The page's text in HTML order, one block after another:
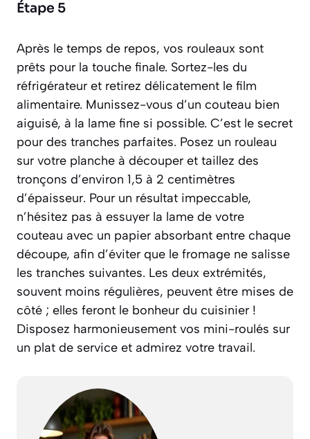
Étape 5
Après le temps de repos, vos rouleaux sont
prêts pour la touche finale. Sortez-les du
réfrigérateur et retirez délicatement le film
alimentaire. Munissez-vous d’un couteau bien
aiguisé, à la lame fine si possible. C’est le secret
pour des tranches parfaites. Posez un rouleau
sur votre planche à découper et taillez des
tronçons d’environ 1,5 à 2 centimètres
d’épaisseur. Pour un résultat impeccable,
n’hésitez pas à essuyer la lame de votre
couteau avec un papier absorbant entre chaque
découpe, afin d’éviter que le fromage ne salisse
les tranches suivantes. Les deux extrémités,
souvent moins régulières, peuvent être mises de
côté ; elles feront le bonheur du cuisinier !
Disposez harmonieusement vos mini-roulés sur
un plat de service et admirez votre travail.